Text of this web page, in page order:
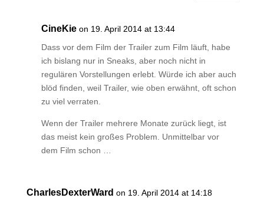
CineKie on 19. April 2014 at 13:44
Dass vor dem Film der Trailer zum Film läuft, habe
ich bislang nur in Sneaks, aber noch nicht in
regulären Vorstellungen erlebt. Würde ich aber auch
blöd finden, weil Trailer, wie oben erwähnt, oft schon
zu viel verraten.
Wenn der Trailer mehrere Monate zurück liegt, ist
das meist kein großes Problem. Unmittelbar vor
dem Film schon …
CharlesDexterWard on 19. April 2014 at 14:18